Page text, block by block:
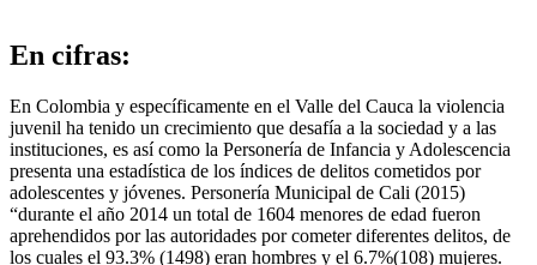
En cifras:
En Colombia y específicamente en el Valle del Cauca la violencia
juvenil ha tenido un crecimiento que desafía a la sociedad y a las
instituciones, es así como la Personería de Infancia y Adolescencia
presenta una estadística de los índices de delitos cometidos por
adolescentes y jóvenes. Personería Municipal de Cali (2015)
“durante el año 2014 un total de 1604 menores de edad fueron
aprehendidos por las autoridades por cometer diferentes delitos, de
los cuales el 93.3% (1498) eran hombres y el 6.7%(108) mujeres.